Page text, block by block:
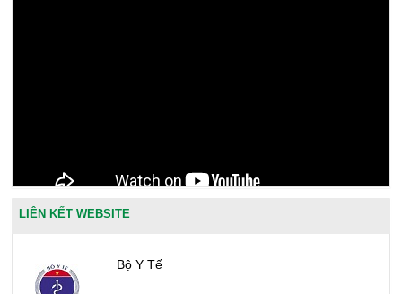
LIÊN KẾT WEBSITE
Bộ Y Tế